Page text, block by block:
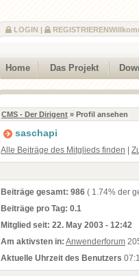
LOGIN | REGISTRIEREN
Home Das Projekt
CMS - Der Dirigent » Profil ansehen
saschapi
Alle Beiträge des Mitglieds finden
Beiträge gesamt: 986 ( 1.74% der
Beiträge pro Tag: 0.1
Mitglied seit: 22. May 2003 - 12:42
Am aktivsten in: Anwenderforum
Aktuelle Uhrzeit des Benutzers